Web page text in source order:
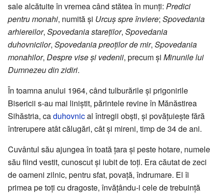
sale alcătuite în vremea când stătea în munți: Predici
pentru monahi, numită și Urcuș spre înviere; Spovedania
arhiereilor, Spovedania stareților, Spovedania
duhovnicilor, Spovedania preoților de mir, Spovedania
monahilor, Despre vise și vedenii, precum și Minunile lui
Dumnezeu din zidiri.
În toamna anului 1964, când tulburările și prigonirile
Bisericii s-au mai liniștit, părintele revine în Mănăstirea
Sihăstria, caduhovnical întregii obști, și povățuiește fără
întrerupere atât călugări, cât și mireni, timp de 34 de ani.
Cuvântul său ajungea în toată țara și peste hotare, numele
său fiind vestit, cunoscut și iubit de toți. Era căutat de zeci
de oameni zilnic, pentru sfat, povață, îndrumare. El îi
primea pe toți cu dragoste, învățându-i cele de trebuință